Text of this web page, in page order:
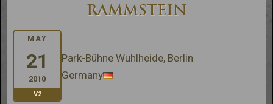
RAMMSTEIN
MAY
21
2010
V2
Park-Bühne Wuhlheide, Berlin
Germany